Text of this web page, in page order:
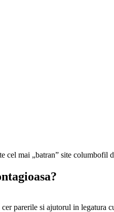
cel mai „batran” site columbofil
parerile si ajutorul in legatura